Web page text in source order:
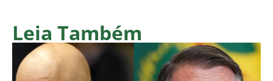
Leia Também